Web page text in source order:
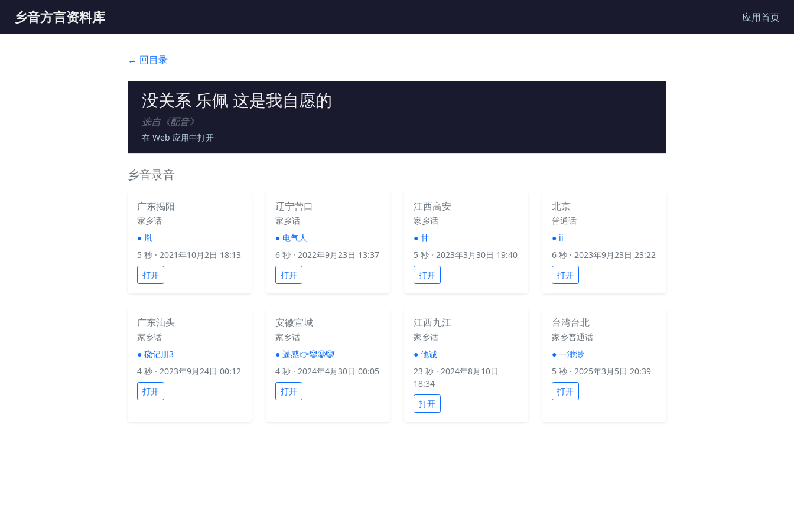
乡音方言资料库 应用首页
← 回目录
没关系 乐佩 这是我自愿的
选自《配音》
在 Web 应用中打开
乡音录音
广东揭阳
家乡话
● 胤
5 秒 · 2021年10月2日 18:13
打开
辽宁营口
家乡话
● 电气人
6 秒 · 2022年9月23日 13:37
打开
江西高安
家乡话
● 甘
5 秒 · 2023年3月30日 19:40
打开
北京
普通话
● ii
6 秒 · 2023年9月23日 23:22
打开
广东汕头
家乡话
● 硗记册3
4 秒 · 2023年9月24日 00:12
打开
安徽宣城
家乡话
● 遥感👉🤡😀🤡
4 秒 · 2024年4月30日 00:05
打开
江西九江
家乡话
● 他诚
23 秒 · 2024年8月10日
18:34
打开
台湾台北
家乡普通话
● 一渺渺
5 秒 · 2025年3月5日 20:39
打开